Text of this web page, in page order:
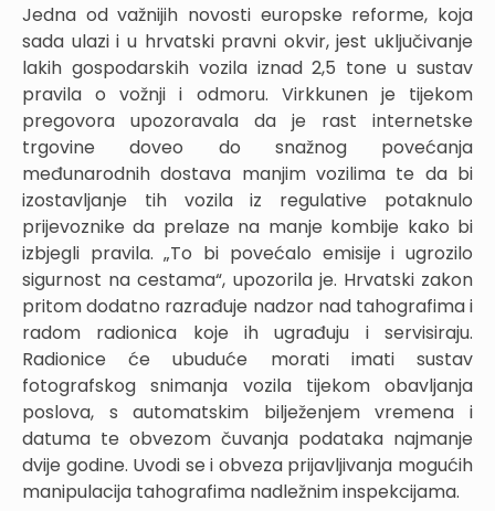
Jedna od važnijih novosti europske reforme, koja
sada ulazi i u hrvatski pravni okvir, jest uključivanje
lakih gospodarskih vozila iznad 2,5 tone u sustav
pravila o vožnji i odmoru. Virkkunen je tijekom
pregovora upozoravala da je rast internetske
trgovine doveo do snažnog povećanja
međunarodnih dostava manjim vozilima te da bi
izostavljanje tih vozila iz regulative potaknulo
prijevoznike da prelaze na manje kombije kako bi
izbjegli pravila. „To bi povećalo emisije i ugrozilo
sigurnost na cestama“, upozorila je. Hrvatski zakon
pritom dodatno razrađuje nadzor nad tahografima i
radom radionica koje ih ugrađuju i servisiraju.
Radionice će ubuduće morati imati sustav
fotografskog snimanja vozila tijekom obavljanja
poslova, s automatskim bilježenjem vremena i
datuma te obvezom čuvanja podataka najmanje
dvije godine. Uvodi se i obveza prijavljivanja mogućih
manipulacija tahografima nadležnim inspekcijama.